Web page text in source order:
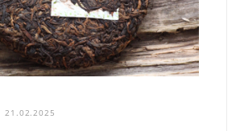
21.02.2025